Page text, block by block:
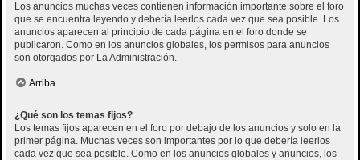
Los anuncios muchas veces contienen información importante sobre el foro
que se encuentra leyendo y debería leerlos cada vez que sea posible. Los
anuncios aparecen al principio de cada página en el foro donde se
publicaron. Como en los anuncios globales, los permisos para anuncios
son otorgados por La Administración.
Arriba
¿Qué son los temas fijos?
Los temas fijos aparecen en el foro por debajo de los anuncios y solo en la
primer página. Muchas veces son importantes por lo que debería leerlos
cada vez que sea posible. Como en los anuncios globales y anuncios, los